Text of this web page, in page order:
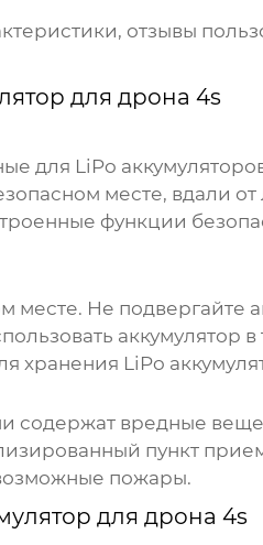
отзывы
для дрона 4s
для LiPo
месте, вдали
функции
месте. Не
аккумулятор
LiPo
вредные
пункт
пожары.
для дрона 4s